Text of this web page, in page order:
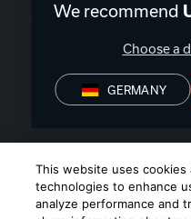
Datenschutz
We recommend
Choose a
GERMANY
This website uses cookies
technologies to enhance
analyze performance and